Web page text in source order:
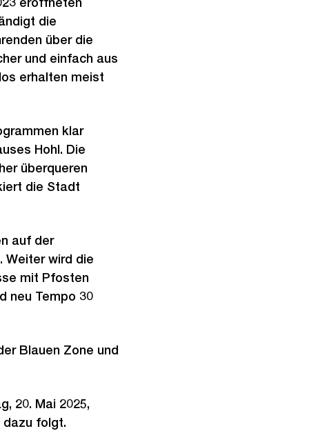
die
über die
und einfach aus
erhalten meist
klar
Hohl. Die
überqueren
die Stadt
auf der
Weiter wird die
mit Pfosten
neu Tempo 30
Blauen Zone und
20. Mai 2025,
dazu folgt.